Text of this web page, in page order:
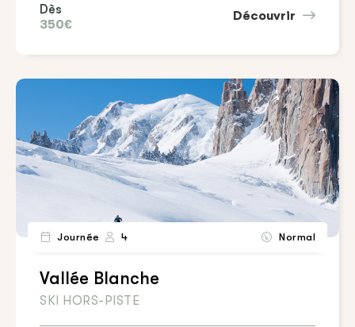
Dès
350€
Découvrir
Journée 4 Normal
Vallée Blanche
SKI HORS-PISTE